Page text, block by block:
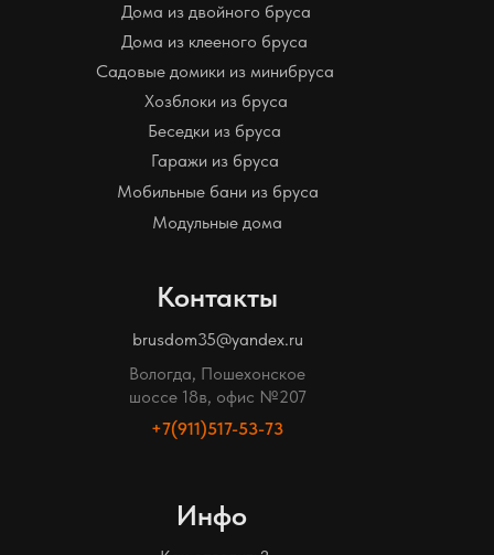
Контакты
brusdom35@yandex.ru
+7(911)517-53-73
Инфо
Дома из двойного бруса
Дома из клееного бруса
Садовые домики из минибруса
Вологда, Пошехонское
шоссе 18в, офис №207
Хозблоки из бруса
Гаражи из бруса
Беседки из бруса
Модульные дома
Мобильные бани из бруса